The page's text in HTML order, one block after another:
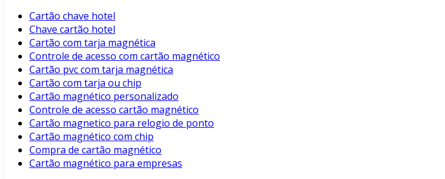
Cartão chave hotel
Chave cartão hotel
Cartão com tarja magnética
Controle de acesso com cartão magnético
Cartão pvc com tarja magnética
Cartão com tarja ou chip
Cartão magnético personalizado
Controle de acesso cartão magnético
Cartão magnetico para relogio de ponto
Cartão magnético com chip
Compra de cartão magnético
Cartão magnético para empresas